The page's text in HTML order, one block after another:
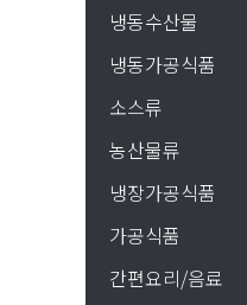
냉동수산물
냉동가공식품
소스류
농산물류
냉장가공식품
가공식품
간편요리/음료